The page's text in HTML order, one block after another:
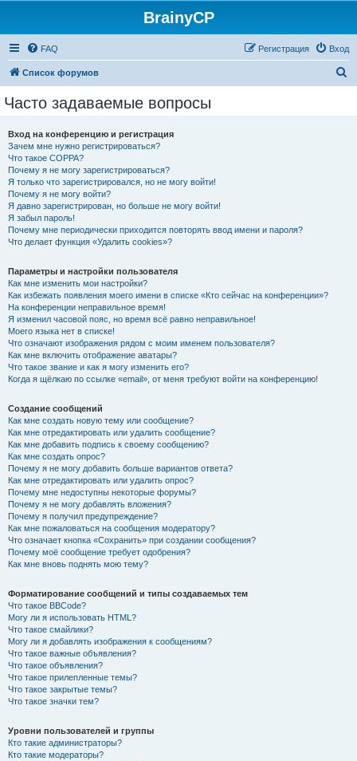
BrainyCP
FAQ Вход
Регистрация
Список форумов
Часто задаваемые вопросы
Вход на конференцию и регистрация
Зачем мне нужно регистрироваться?
Что такое COPPA?
Почему я не могу зарегистрироваться?
Я только что зарегистрировался, но не могу войти!
Почему я не могу войти?
Я давно зарегистрирован, но больше не могу войти!
Я забыл пароль!
Почему мне периодически приходится повторять ввод имени и пароля?
Что делает функция «Удалить cookies»?
Параметры и настройки пользователя
Как мне изменить мои настройки?
Как избежать появления моего имени в списке «Кто сейчас на конференции»?
На конференции неправильное время!
Я изменил часовой пояс, но время всё равно неправильное!
Моего языка нет в списке!
Что означают изображения рядом с моим именем пользователя?
Как мне включить отображение аватары?
Что такое звание и как я могу изменить его?
Когда я щёлкаю по ссылке «email», от меня требуют войти на конференцию!
Создание сообщений
Как мне создать новую тему или сообщение?
Как мне отредактировать или удалить сообщение?
Как мне добавить подпись к своему сообщению?
Как мне создать опрос?
Почему я не могу добавить больше вариантов ответа?
Как мне отредактировать или удалить опрос?
Почему мне недоступны некоторые форумы?
Почему я не могу добавлять вложения?
Почему я получил предупреждение?
Как мне пожаловаться на сообщения модератору?
Что означает кнопка «Сохранить» при создании сообщения?
Почему моё сообщение требует одобрения?
Как мне вновь поднять мою тему?
Форматирование сообщений и типы создаваемых тем
Что такое BBCode?
Могу ли я использовать HTML?
Что такое смайлики?
Могу ли я добавлять изображения к сообщениям?
Что такое важные объявления?
Что такое объявления?
Что такое прилепленные темы?
Что такое закрытые темы?
Что такое значки тем?
Уровни пользователей и группы
Кто такие администраторы?
Кто такие модераторы?